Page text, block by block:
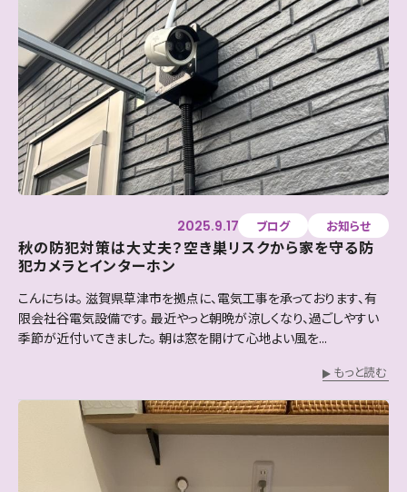
秋の防犯対策は大丈夫？空き巣リスクから家を守る防
犯カメラとインターホン
2025.9.17 ブログ お知らせ
こんにちは。 滋賀県草津市を拠点に、電気工事を承っております、有
限会社谷電気設備です。 最近やっと朝晩が涼しくなり、過ごしやすい
季節が近付いてきました。 朝は窓を開けて心地よい風を...
もっと読む